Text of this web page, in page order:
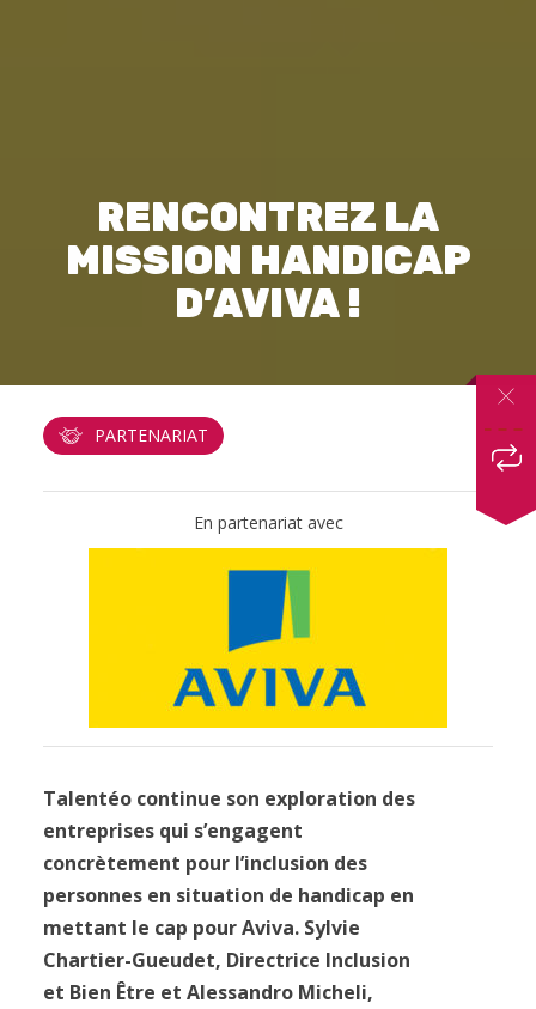
RENCONTREZ LA
MISSION HANDICAP
D’AVIVA !
PARTENARIAT
En partenariat avec
Talentéo continue son exploration des
entreprises qui s’engagent
concrètement pour l’inclusion des
personnes en situation de handicap en
mettant le cap pour Aviva. Sylvie
Chartier-Gueudet, Directrice Inclusion
et Bien Être et Alessandro Micheli,